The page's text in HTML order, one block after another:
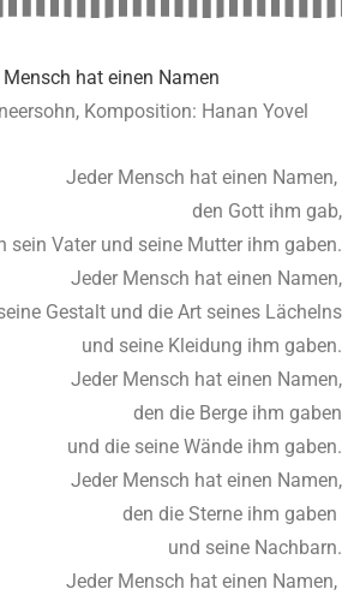
hat einen Namen
Komposition: Hanan Yovel
Jeder Mensch hat einen Namen,
den Gott ihm gab,
sein Vater und seine Mutter ihm gaben.
Jeder Mensch hat einen Namen,
Gestalt und die Art seines Lächelns
und seine Kleidung ihm gaben.
Jeder Mensch hat einen Namen,
den die Berge ihm gaben
und die seine Wände ihm gaben.
Jeder Mensch hat einen Namen,
den die Sterne ihm gaben
und seine Nachbarn.
Jeder Mensch hat einen Namen,